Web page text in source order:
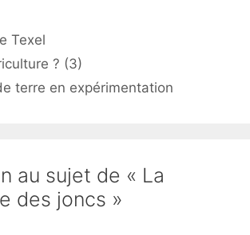
Texel
? (3)
terre en expérimentation
au sujet de « La
des joncs »